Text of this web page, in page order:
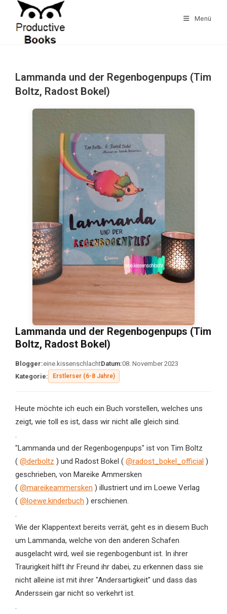
springen
Menü
Lammanda und der Regenbogenpups (Tim
Boltz, Radost Bokel)
Lammanda und der Regenbogenpups (Tim
Boltz, Radost Bokel)
Blogger:eine.kissenschlachtDatum:08. November 2023
Kategorie:
Erstlerser (6-8 Jahre)
Heute möchte ich euch ein Buch vorstellen, welches uns
zeigt, wie toll es ist, dass wir nicht alle gleich sind.
.
"Lammanda und der Regenbogenpups" ist von Tim Boltz
( @derboltz ) und Radost Bokel ( @radost_bokel_official )
geschrieben, von Mareike Ammersken
( @mareikeammersken ) illustriert und im Loewe Verlag
( @loewe.kinderbuch ) erschienen.
.
Wie der Klappentext bereits verrät, geht es in diesem Buch
um Lammanda, welche von den anderen Schafen
ausgelacht wird, weil sie regenbogenbunt ist. In ihrer
Traurigkeit hilft ihr Freund ihr dabei, zu erkennen dass sie
nicht alleine ist mit ihrer "Andersartigkeit" und dass das
Anderssein gar nicht so verkehrt ist.
.